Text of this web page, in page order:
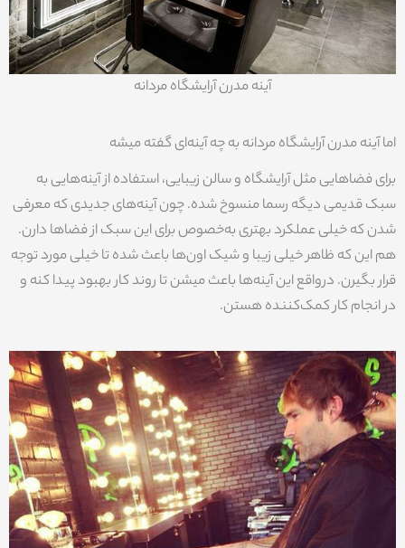
آینه مدرن آرایشگاه مردانه
اما آینه مدرن آرایشگاه مردانه به چه آینه‌ای گفته میشه
برای فضاهایی مثل آرایشگاه و سالن زیبایی، استفاده از آینه‌هایی به
سبک قدیمی دیگه رسما منسوخ شده. چون آینه‌های جدیدی که معرفی
شدن که خیلی عملکرد بهتری به‌خصوص برای این سبک از فضاها دارن.
هم این که ظاهر خیلی زیبا و شیک اون‌ها باعث شده تا خیلی مورد توجه
قرار بگیرن. درواقع این آینه‌ها باعث میشن تا روند کار بهبود پیدا کنه و
در انجام کار کمک‌کننده هستن.